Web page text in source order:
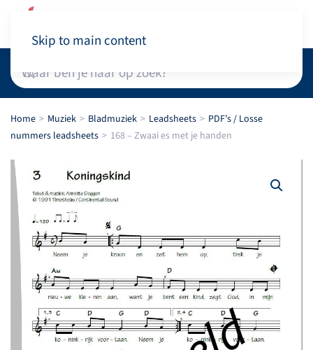
Skip to main content
Home Muziek Bladmuziek Leadsheets
PDF’s / Losse
nummers leadsheets
168 – Zwaai es met je handen